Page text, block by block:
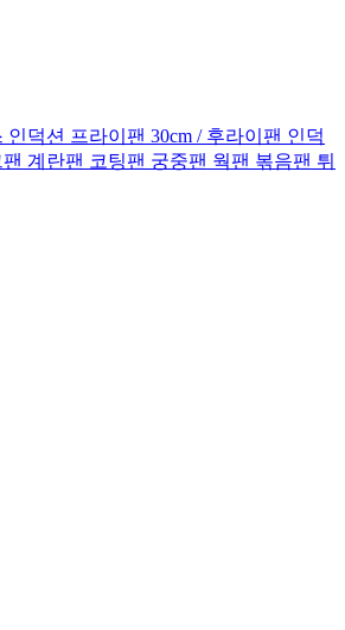
덕션 프라이팬 30cm / 후라이팬 인덕
계란팬 코팅팬 궁중팬 웍팬 볶음팬 튀